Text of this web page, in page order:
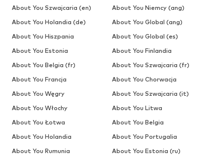
About You Szwajcaria (en)
About You Niemcy (ang)
About You Holandia (de)
About You Global (ang)
About You Hiszpania
About You Global (es)
About You Estonia
About You Finlandia
About You Belgia (fr)
About You Szwajcaria (fr)
About You Francja
About You Chorwacja
About You Węgry
About You Szwajcaria (it)
About You Włochy
About You Litwa
About You Łotwa
About You Belgia
About You Holandia
About You Portugalia
About You Rumunia
About You Estonia (ru)